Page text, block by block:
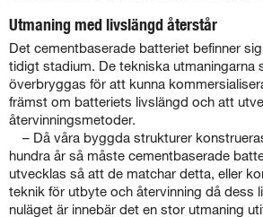
Utmaning med livslängd återstår
Det cementbaserade batteriet befinner
tidigt stadium. De tekniska utmaningarna
överbryggas för att kunna
främst om batteriets livslängd och att
återvinningsmetoder.
– Då våra byggda strukturer
hundra år så måste cementbaserade
utvecklas så att de matchar detta, eller
teknik för utbyte och återvinning då dess
nuläget är innebär det en stor utmaning